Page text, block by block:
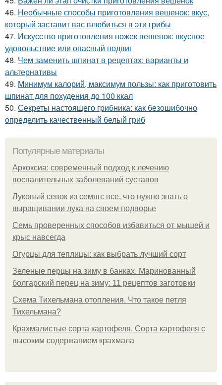
46. Необычные способы приготовления вешенок: вкус,
который заставит вас влюбиться в эти грибы
47. Искусство приготовления ножек вешенок: вкусное
удовольствие или опасный подвиг
48. Чем заменить шпинат в рецептах: варианты и
альтернативы
49. Минимум калорий, максимум пользы: как приготовить
шпинат для похудения до 100 ккал
50. Секреты настоящего грибника: как безошибочно
определить качественный белый гриб
Популярные материалы
Аркоксиа: современный подход к лечению
воспалительных заболеваний суставов
Луковый севок из семян: все, что нужно знать о
выращивании лука на своем подворье
Семь проверенных способов избавиться от мышей и
крыс навсегда
Огурцы для теплицы: как выбрать лучший сорт
Зеленые перцы на зиму в банках. Маринованный
болгарский перец на зиму: 11 рецептов заготовки
Схема Тихельмана отопления. Что такое петля
Тихельмана?
Крахмалистые сорта картофеля. Сорта картофеля с
высоким содержанием крахмала